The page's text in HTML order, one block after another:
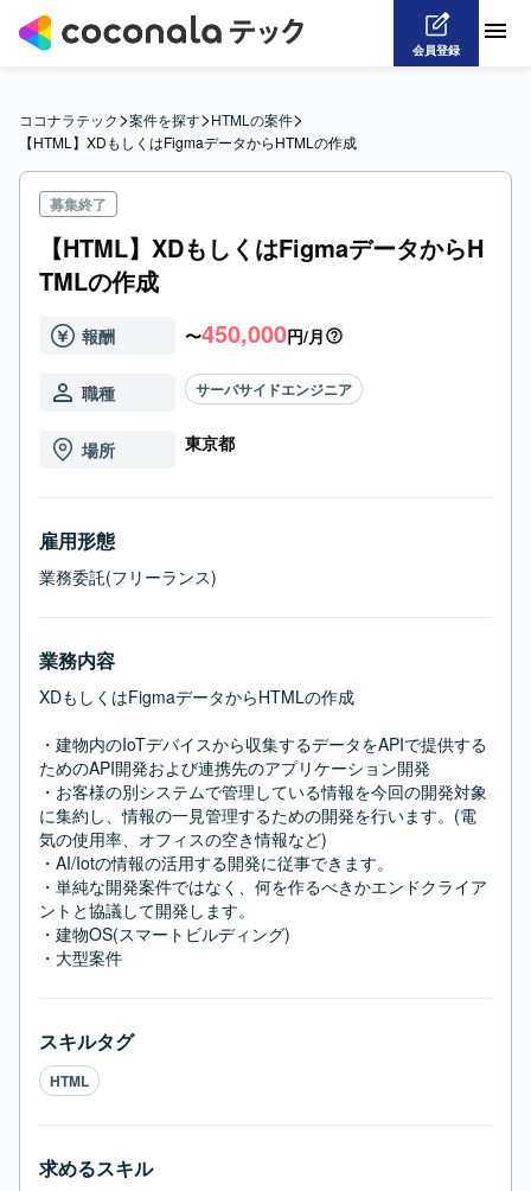
会員登録
ココナラテック>案件を探す>HTMLの案件>
【HTML】XDもしくはFigmaデータからHTMLの作成
募集終了
【HTML】XDもしくはFigmaデータからH
TMLの作成
報酬 〜450,000円/月
職種 サーバサイドエンジニア
場所 東京都
雇用形態
業務委託(フリーランス)
業務内容
XDもしくはFigmaデータからHTMLの作成
・建物内のIoTデバイスから収集するデータをAPIで提供する
ためのAPI開発および連携先のアプリケーション開発
・お客様の別システムで管理している情報を今回の開発対象
に集約し、情報の一見管理するための開発を行います。(電
気の使用率、オフィスの空き情報など)
・AI/Iotの情報の活用する開発に従事できます。
・単純な開発案件ではなく、何を作るべきかエンドクライア
ントと協議して開発します。
・建物OS(スマートビルディング)
・大型案件
スキルタグ
HTML
求めるスキル